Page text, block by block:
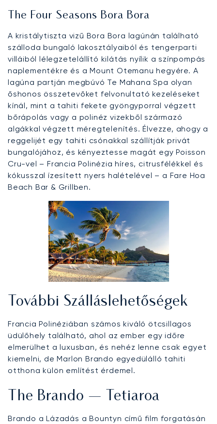
The Four Seasons Bora Bora
A kristálytiszta vizű Bora Bora lagúnán található
szálloda bungaló lakosztályaiból és tengerparti
villáiból lélegzetelállító kilátás nyílik a színpompás
naplementékre és a Mount Otemanu hegyére. A
lagúna partján megbúvó Te Mahana Spa olyan
őshonos összetevőket felvonultató kezeléseket
kínál, mint a tahiti fekete gyöngyporral végzett
bőrápolás vagy a polinéz vizekből származó
algákkal végzett méregtelenítés. Élvezze, ahogy a
reggelijét egy tahiti csónakkal szállítják privát
bungalójához, és kényeztesse magát egy Poisson
Cru-vel – Francia Polinézia híres, citrusfélékkel és
kókusszal ízesített nyers halételével – a Fare Hoa
Beach Bar & Grillben.
További Szálláslehetőségek
Francia Polinéziában számos kiváló ötcsillagos
üdülőhely található, ahol az ember egy időre
elmerülhet a luxusban, és nehéz lenne csak egyet
kiemelni, de Marlon Brando egyedülálló tahiti
otthona külön említést érdemel.
The Brando — Tetiaroa
Brando a Lázadás a Bountyn című film forgatásán